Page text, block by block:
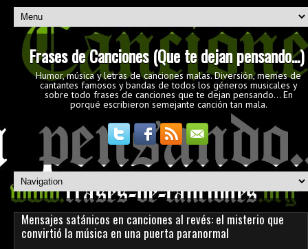
Frases de Canciones (Que te dejan pensando...)
Humor, música y letras de canciones malas. Diversión, memes de
cantantes famosos y bandas de todos los géneros musicales y
sobre todo frases de canciones que te dejan pensando... En
porqué escribieron semejante canción tan mala.
Mensajes satánicos en canciones al revés: el misterio que
convirtió la música en una puerta paranormal